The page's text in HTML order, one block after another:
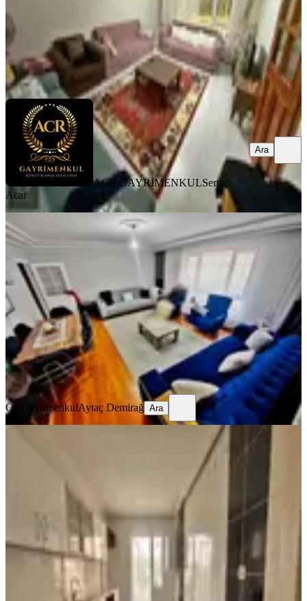
ACR GAYRİMENKULSertaç Acar
Ara
ACR GAYRİMENKULSertaç
Acar
Ara
Ankara Keçiören Osmangazi
Mahallesinde
3+1·135 m²·1. Kat ·05.08.2026
4.190.000 ₺
Öz GayrimenkulAytaç Demirağ
Ara
Öz GayrimenkulAytaç Demirağ Ara
Cadde Yakını Ara Kat'ta Asansör'lü
3+1 Geniş M2 Kredi'ye Uygun!!
Keçiören, Osmangazi Mahallesi
3+1
·130 m² · 4. Kat·
4.380.000 ₺
KENAN ÇÖLBEKLER EMLAK KENAN ÇÖLBEKLER